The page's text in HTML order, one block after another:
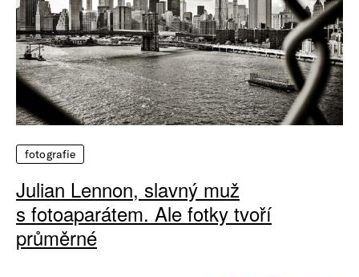
fotografie
Julian Lennon, slavný muž
s fotoaparátem. Ale fotky tvoří
průměrné